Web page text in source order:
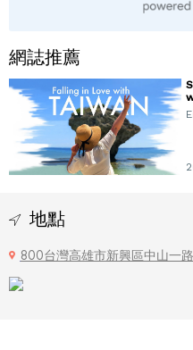
網誌推薦
地點
800台灣高雄市新興區中山一